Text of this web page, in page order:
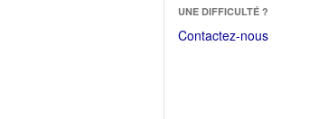
fenêtre)
une
nouvelle
UNE DIFFICULTÉ ?
Contactez-nous